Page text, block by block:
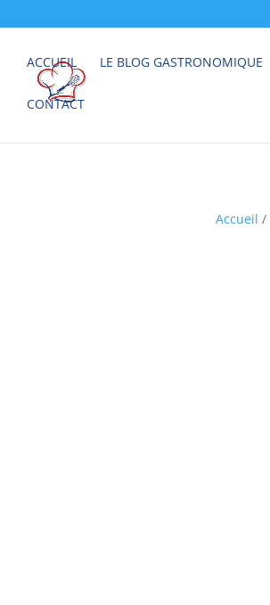
ACCUEIL LE BLOG GASTRONOMIQUE
CONTACT
Accueil /